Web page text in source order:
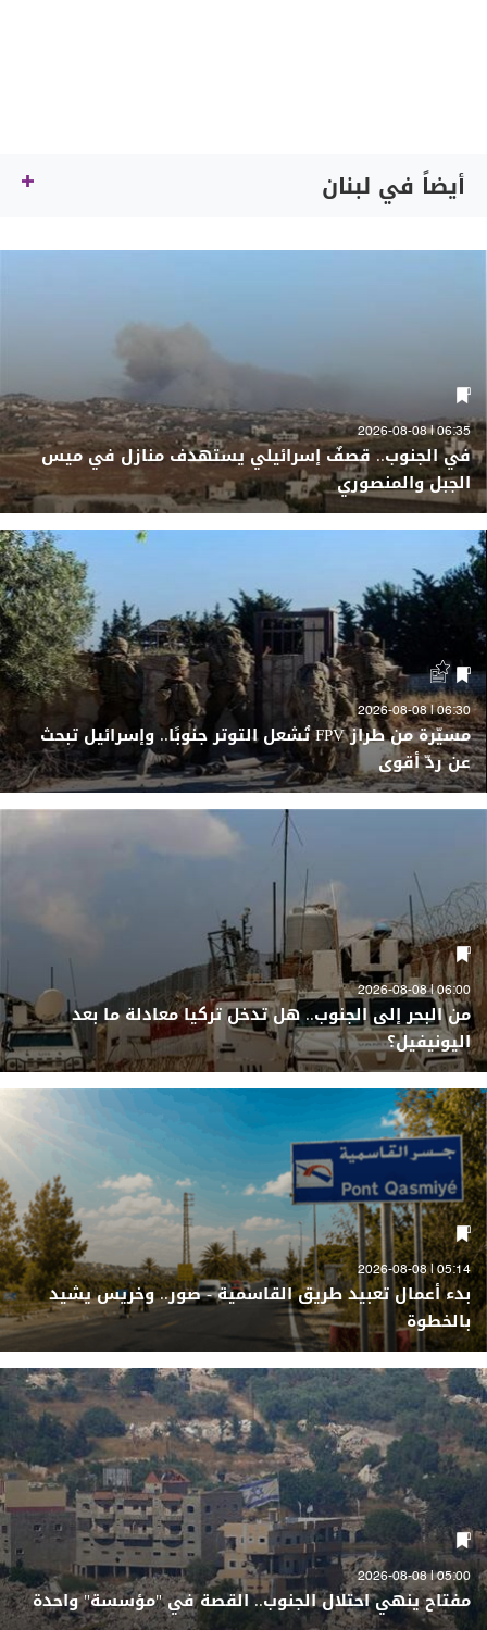
أيضاً في لبنان
06:35 | 2026-08-08
في الجنوب.. قصفٌ إسرائيلي يستهدف منازل في ميس
الجبل والمنصوري
06:30 | 2026-08-08
مسيّرة من طراز FPV تُشعل التوتر جنوبًا.. وإسرائيل تبحث
عن ردّ أقوى
06:00 | 2026-08-08
من البحر إلى الجنوب.. هل تدخل تركيا معادلة ما بعد
اليونيفيل؟
05:14 | 2026-08-08
بدء أعمال تعبيد طريق القاسمية - صور.. وخريس يشيد
بالخطوة
05:00 | 2026-08-08
مفتاح ينهي احتلال الجنوب.. القصة في "مؤسسة" واحدة